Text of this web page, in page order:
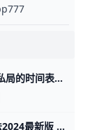
wepoker国内各省约私局的时间表，支持台湾、香港、澳门 WePoker（中文名：微扑克）是一个在线德州扑克平台，俱乐部提供各种级别的约局服务。WePoker的约私局时间表大致如下：本俱乐部支持台湾
微扑克下载与安装方法2024最新版 微扑克（WePoker）是一款流行的德州扑克应用程序，可以在多个平台上下载和安装。以下是下载和安装微扑克的主要方法： 安卓设备安装 安卓用户可以